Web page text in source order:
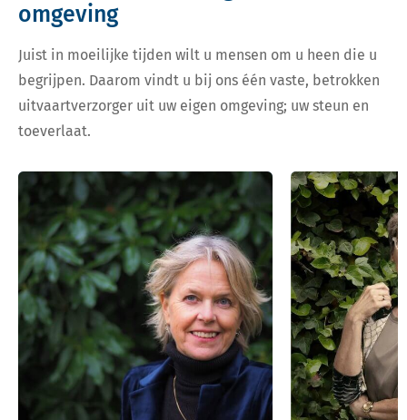
omgeving
Juist in moeilijke tijden wilt u mensen om u heen die u
begrijpen. Daarom vindt u bij ons één vaste, betrokken
uitvaartverzorger uit uw eigen omgeving; uw steun en
toeverlaat.